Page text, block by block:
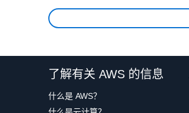
了解有关 AWS 的信息
什么是 AWS？